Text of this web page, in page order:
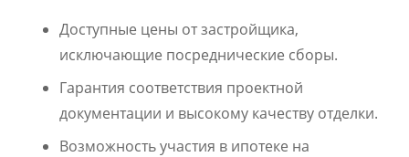
Доступные цены от застройщика,
исключающие посреднические сборы.
Гарантия соответствия проектной
документации и высокому качеству отделки.
Возможность участия в ипотеке на